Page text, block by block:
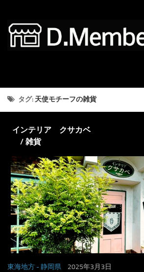
タグ: 天使モチーフの雑貨
インテリア クサカベ
/ 雑貨
東海地方 - 静岡県 2025年3月3日